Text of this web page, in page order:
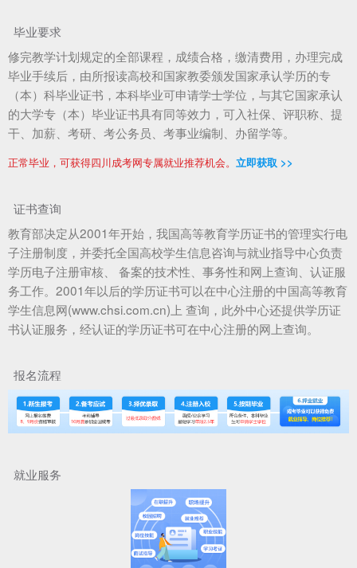
毕业要求
修完教学计划规定的全部课程，成绩合格，缴清费用，办理完成
毕业手续后，由所报读高校和国家教委颁发国家承认学历的专
（本）科毕业证书，本科毕业可申请学士学位，与其它国家承认
的大学专（本）毕业证书具有同等效力，可入社保、评职称、提
干、加薪、考研、考公务员、考事业编制、办留学等。
正常毕业，可获得四川成考网专属就业推荐机会。 立即获取 >>
证书查询
教育部决定从2001年开始，我国高等教育学历证书的管理实行电
子注册制度，并委托全国高校学生信息咨询与就业指导中心负责
学历电子注册审核、 备案的技术性、事务性和网上查询、认证服
务工作。2001年以后的学历证书可以在中心注册的中国高等教育
学生信息网(www.chsi.com.cn)上 查询，此外中心还提供学历证
书认证服务，经认证的学历证书可在中心注册的网上查询。
报名流程
就业服务